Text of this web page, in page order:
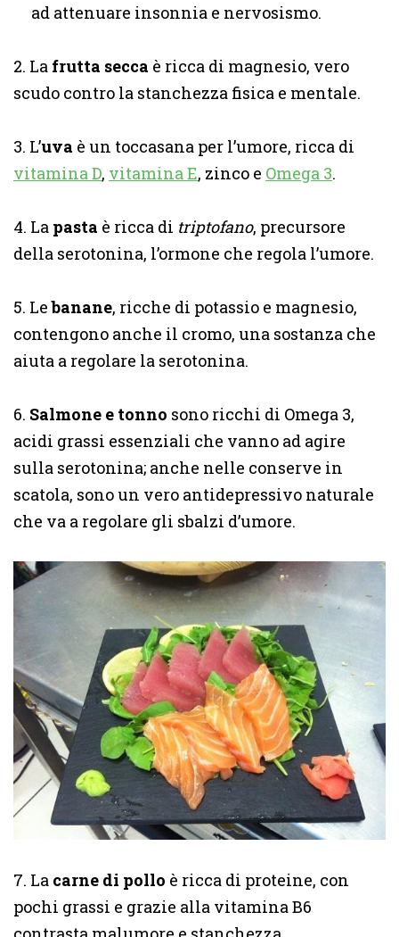
ad attenuare insonnia e nervosismo.
2. La frutta secca è ricca di magnesio, vero
scudo contro la stanchezza fisica e mentale.
3. L’uva è un toccasana per l’umore, ricca di
vitamina D, vitamina E, zinco e Omega 3.
4. La pasta è ricca di triptofano, precursore
della serotonina, l’ormone che regola l’umore.
5. Lebanane, ricche di potassio e magnesio,
contengono anche il cromo, una sostanza che
aiuta a regolare la serotonina.
6. Salmone e tonno sono ricchi di Omega 3,
acidi grassi essenziali che vanno ad agire
sulla serotonina; anche nelle conserve in
scatola, sono un vero antidepressivo naturale
che va a regolare gli sbalzi d’umore.
7. La carne di pollo è ricca di proteine, con
pochi grassi e grazie alla vitamina B6